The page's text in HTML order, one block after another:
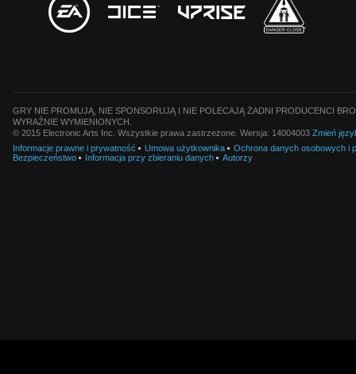
GRY NIE PROMUJĄ, NIE SPONSORUJĄ I NIE POLECAJĄ ŻADNI PRODUCENCI
WYRAŹNIE WYMIENIONYCH.
© 2015 Electronic Arts Inc. Wszystkie prawa zastrzeżone. Wersja: 14004003 Zmień
Informacje prawne i prywatność
Umowa użytkownika
Ochrona danych osobowych i
Bezpieczeństwo
Informacja przy zbieraniu danych Autorzy